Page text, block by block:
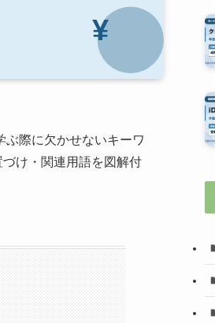
ぶ際に欠かせないキーワ
け・関連用語を図解付